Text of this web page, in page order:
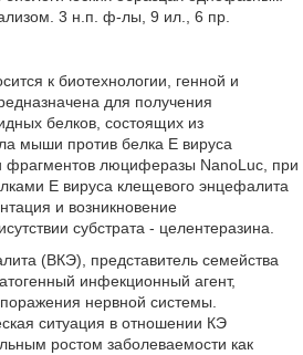
3 н.п. ф-лы, 9 ил., 6 пр.
к биотехнологии, генной и
для получения
белков, состоящих из
мыши против белка Е вируса
фрагментов люциферазы NanoLuc, при
Е вируса клещевого энцефалита
и возникновение
субстрата - целентеразина.
(ВКЭ), представитель семейства
инфекционный агент,
нервной системы.
ситуация в отношении КЭ
ростом заболеваемости как